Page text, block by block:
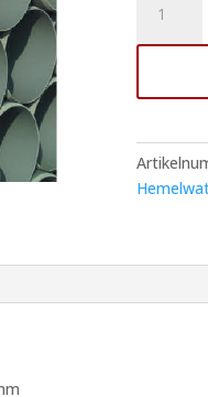
Buis
80
1,5
mm
aantal